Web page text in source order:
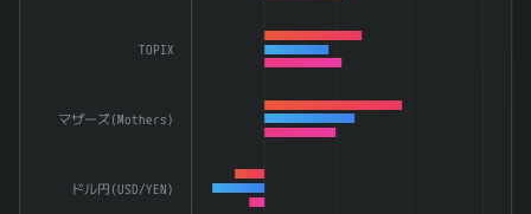
TOPIX
マザーズ(Mothers)
ドル円(USD/YEN)